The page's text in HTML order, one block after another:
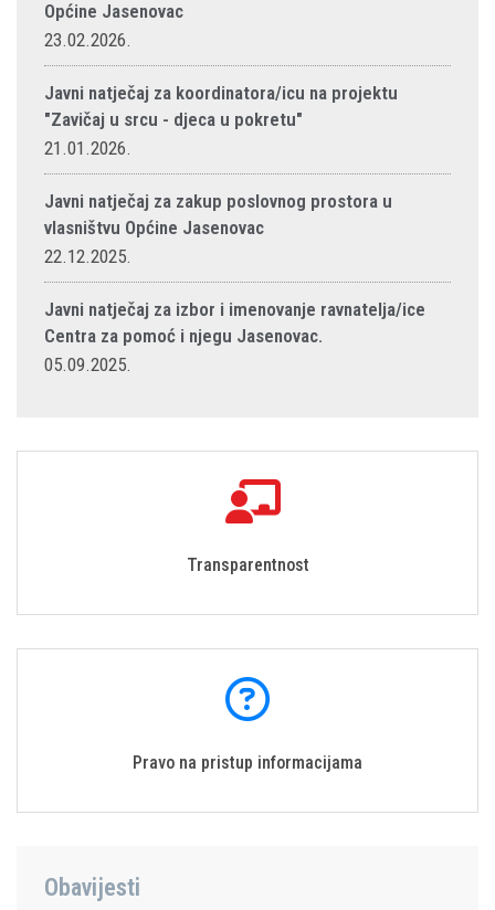
Općine Jasenovac
23.02.2026.
Javni natječaj za koordinatora/icu na projektu
"Zavičaj u srcu - djeca u pokretu"
21.01.2026.
Javni natječaj za zakup poslovnog prostora u
vlasništvu Općine Jasenovac
22.12.2025.
Javni natječaj za izbor i imenovanje ravnatelja/ice
Centra za pomoć i njegu Jasenovac.
05.09.2025.
Transparentnost
Pravo na pristup informacijama
Obavijesti